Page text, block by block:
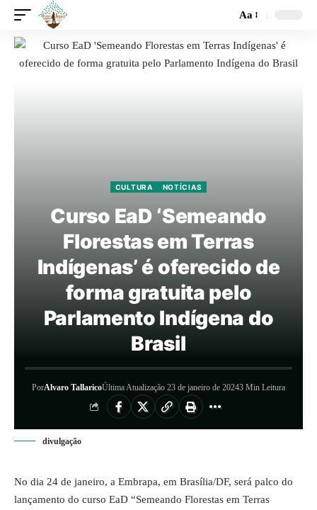
Aa
CULTURA NOTÍCIAS
Curso EaD ‘Semeando
Florestas em Terras
Indígenas’ é oferecido de
forma gratuita pelo
Parlamento Indígena do
Brasil
PorAlvaro TallaricoÚltima Atualização 23 de janeiro de 20243 Min Leitura
divulgação
No dia 24 de janeiro, a Embrapa, em Brasília/DF, será palco do
lançamento do curso EaD “Semeando Florestas em Terras